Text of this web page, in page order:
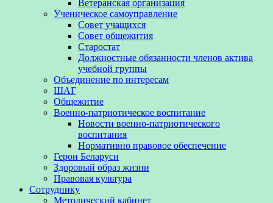
Ветеранская организация
Ученическое самоуправление
Совет учащихся
Совет общежития
Старостат
Должностные обязанности членов актива
учебной группы
Объединение по интересам
ШАГ
Общежитие
Военно-патриотическое воспитание
Новости военно-патриотического
воспитания
Нормативно правовое обеспечение
Герои Беларуси
Здоровый образ жизни
Правовая культура
Сотруднику
Методический кабинет